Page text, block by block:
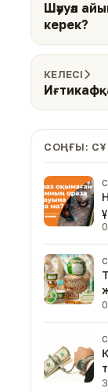
Шәууәл
керек?
КЕЛЕСІ
СОҢҒЫ: